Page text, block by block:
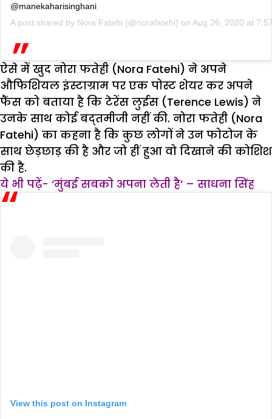
@manekaharisinghani
A post shared by Nora Fatehi (@norafatehi) on Aug 26, 2020 at
ऐसे में खुद नोरा फतेही (Nora Fatehi) ने अपने
औफिशियल इंस्टाग्राम पर एक पोस्ट शेयर कर अपने
फैंस को बताया है कि टेरेंस लुईस (Terence Lewis) ने
उनके साथ कोई बद्तमीजी नहीं की. नोरा फतेही (Nora
Fatehi) का कहना है कि कुछ लोगों ने उन फोटोज के
साथ छेड़छाड़ की है और जो हीं हुआ वो दिखाने की कोशिश
की है.
ये भी पढ़ें- ‘मुंबई सबको अपना लेती है’ – साधना सिंह
View this post on Instagram